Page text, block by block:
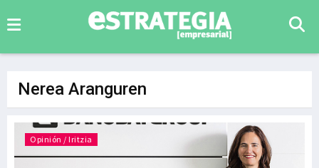
Nerea Aranguren
Opinión / Iritzia